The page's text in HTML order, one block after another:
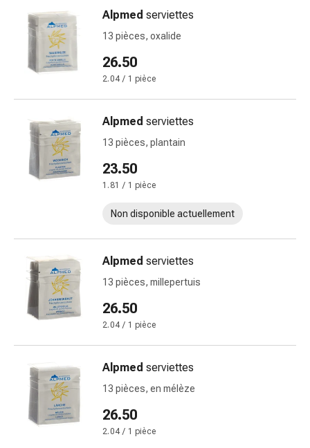
Troubles
mémoire
concentration
Allergies
et
rhume
Antiallergiques
Peau
Gastro-
intestinal
Diarrhée
Hémorroïdes
Nausées
Digestion,
ballonnements
Alpmed serviettes
13 pièces, oxalide
26.50
2.04 / 1 pièce
Alpmed serviettes
13 pièces, plantain
23.50
1.81 / 1 pièce
Non disponible actuellement
Alpmed serviettes
13 pièces, millepertuis
26.50
2.04 / 1 pièce
Alpmed serviettes
13 pièces, en mélèze
26.50
2.04 / 1 pièce